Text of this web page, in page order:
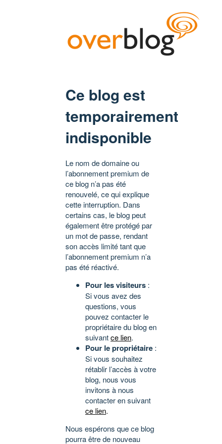
Ce blog est
temporairement
indisponible
Le nom de domaine ou
l’abonnement premium de
ce blog n’a pas été
renouvelé, ce qui explique
cette interruption. Dans
certains cas, le blog peut
également être protégé par
un mot de passe, rendant
son accès limité tant que
l’abonnement premium n’a
pas été réactivé.
Pour les visiteurs :
Si vous avez des
questions, vous
pouvez contacter le
propriétaire du blog en
suivantce lien.
Pour le propriétaire :
Si vous souhaitez
rétablir l’accès à votre
blog, nous vous
invitons à nous
contacter en suivant
ce lien.
Nous espérons que ce blog
pourra être de nouveau